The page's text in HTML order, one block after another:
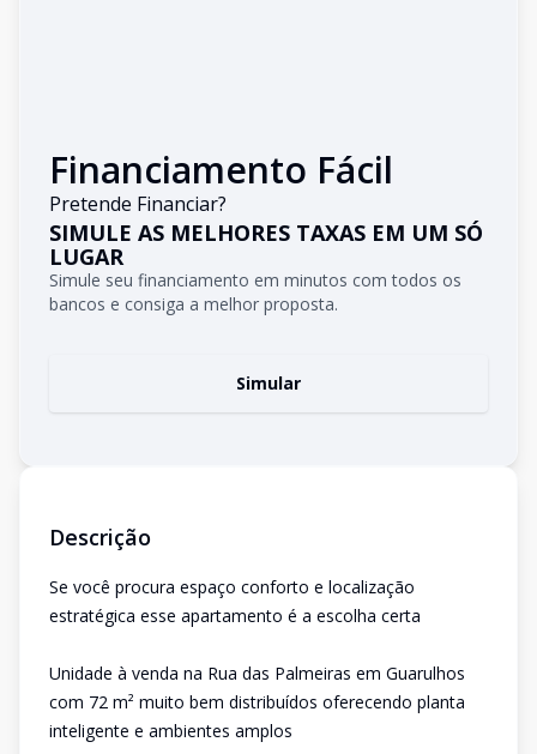
Financiamento Fácil
Pretende Financiar?
SIMULE AS MELHORES TAXAS EM UM SÓ
LUGAR
Simule seu financiamento em minutos com todos os
bancos e consiga a melhor proposta.
Simular
Descrição
Se você procura espaço conforto e localização
estratégica esse apartamento é a escolha certa
Unidade à venda na Rua das Palmeiras em Guarulhos
com 72 m² muito bem distribuídos oferecendo planta
inteligente e ambientes amplos